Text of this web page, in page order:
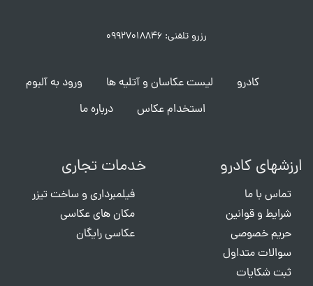
رزرو تلفنی: ۰۹۹۲۷۰۱۸۸۴۶
کادرو لیست عکاسان و آتلیه ها
ورود به آلبوم
استخدام عکاس
درباره ما
ارزشهای کادرو
تماس با ما
شرایط و قوانین
حریم خصوصی
سوالات متداول
ثبت شکایات
خدمات تجاری
فیلمبرداری و ساخت تیزر
مکان های عکاسی
عکاسی رایگان